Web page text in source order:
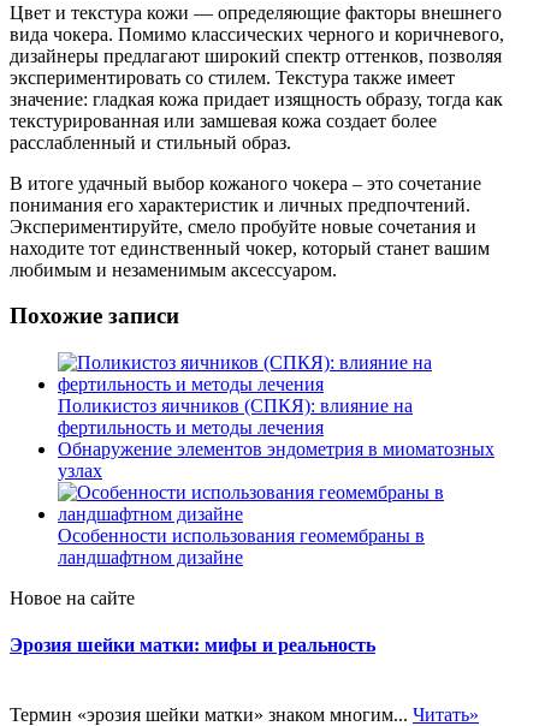
Цвет и текстура кожи — определяющие факторы внешнего
вида чокера. Помимо классических черного и коричневого,
дизайнеры предлагают широкий спектр оттенков, позволяя
экспериментировать со стилем. Текстура также имеет
значение: гладкая кожа придает изящность образу, тогда как
текстурированная или замшевая кожа создает более
расслабленный и стильный образ.
В итоге удачный выбор кожаного чокера – это сочетание
понимания его характеристик и личных предпочтений.
Экспериментируйте, смело пробуйте новые сочетания и
находите тот единственный чокер, который станет вашим
любимым и незаменимым аксессуаром.
Похожие записи
Поликистоз яичников (СПКЯ): влияние на
фертильность и методы лечения
Обнаружение элементов эндометрия в миоматозных
узлах
Особенности использования геомембраны в
ландшафтном дизайне
Новое на сайте
Эрозия шейки матки: мифы и реальность
Термин «эрозия шейки матки» знаком многим... Читать»